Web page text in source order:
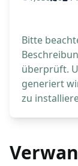
Bitte
überprüft.
generiert
zu